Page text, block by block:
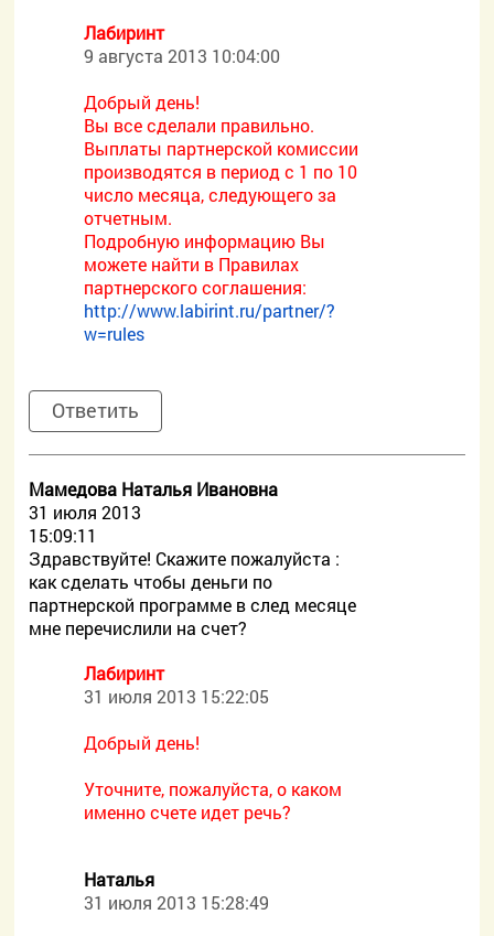
Лабиринт
9 августа 2013 10:04:00
Добрый день!
Вы все сделали правильно.
Выплаты партнерской комиссии
производятся в период с 1 по 10
число месяца, следующего за
отчетным.
Подробную информацию Вы
можете найти в Правилах
партнерского соглашения:
http://www.labirint.ru/partner/?
w=rules
Ответить
Мамедова Наталья Ивановна
31 июля 2013
15:09:11
Здравствуйте! Скажите пожалуйста :
как сделать чтобы деньги по
партнерской программе в след месяце
мне перечислили на счет?
Лабиринт
31 июля 2013 15:22:05
Добрый день!
Уточните, пожалуйста, о каком
именно счете идет речь?
Наталья
31 июля 2013 15:28:49